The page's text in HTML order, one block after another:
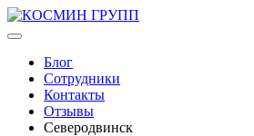
Блог
Сотрудники
Контакты
Отзывы
Северодвинск